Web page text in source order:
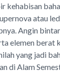
kehabisan
atau
Angin
elemen berat
yang jadi
di Alam